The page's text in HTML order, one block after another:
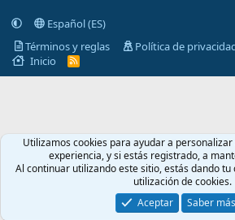
Español (ES)
Términos y reglas
Política de
Inicio
R
S
Utilizamos cookies para ayudar a
experiencia, y si estás registrado, a
Al continuar utilizando este sitio, estás dando
utilización de cookies.
Aceptar
Saber